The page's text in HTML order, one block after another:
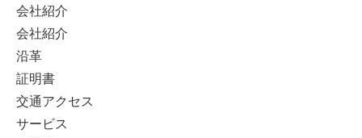
会社紹介
会社紹介
沿革
証明書
交通アクセス
サービス